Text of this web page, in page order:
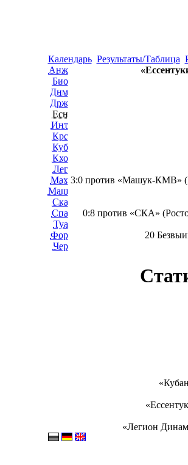
Календарь Результаты/Таблица
Анж
Био
Днм
Држ
Есн
Инт
Крс
Куб
Кхо
Лег
Мах
Маш
Ска
Спа
Туа
Фор
Чер
3:0 против «Машук-КМВ»
0:8 против «СКА»
20
«Легион